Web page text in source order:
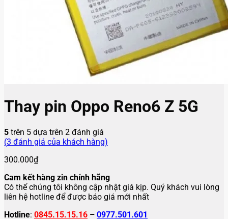
Thay pin Oppo Reno6 Z 5G
5 trên 5 dựa trên 2 đánh giá
(3 đánh giá của khách hàng)
300.000₫
Cam kết hàng zin chính hãng
Có thể chúng tôi không cập nhật giá kịp. Quý khách vui lòng
liên hệ hotline để được báo giá mới nhất
Hotline: 0845.15.15.16 – 0977.501.601